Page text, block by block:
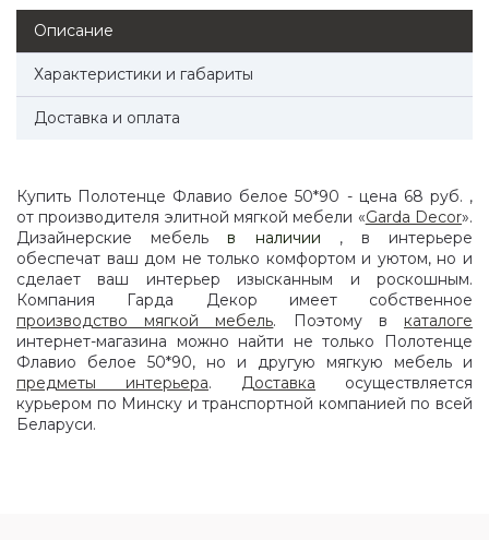
Описание
Характеристики и габариты
Доставка и оплата
Купить Полотенце Флавио белое 50*90 - цена 68 руб. ,
от производителя элитной мягкой мебели «Garda Decor».
Дизайнерские мебель в наличии , в интерьере
обеспечат ваш дом не только комфортом и уютом, но и
сделает ваш интерьер изысканным и роскошным.
Компания Гарда Декор имеет собственное
производство мягкой мебель. Поэтому в каталоге
интернет-магазина можно найти не только Полотенце
Флавио белое 50*90, но и другую мягкую мебель и
предметы интерьера. Доставка осуществляется
курьером по Минску и транспортной компанией по всей
Беларуси.